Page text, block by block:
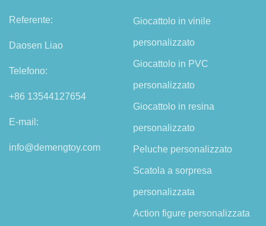
Referente:
Daosen Liao
Telefono:
+86 13544127654
E-mail:
info@demengtoy.com
Giocattolo in vinile
personalizzato
Giocattolo in PVC
personalizzato
Giocattolo in resina
personalizzato
Peluche personalizzato
Scatola a sorpresa
personalizzata
Action figure personalizzata